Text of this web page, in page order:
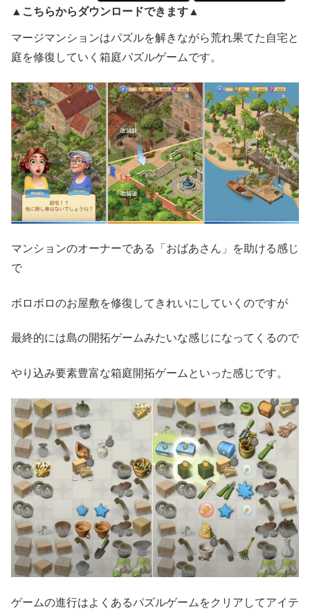
▲こちらからダウンロードできます▲
マージマンションはパズルを解きながら荒れ果てた自宅と
庭を修復していく箱庭パズルゲームです。
マンションのオーナーである「おばあさん」を助ける感じ
で
ボロボロのお屋敷を修復してきれいにしていくのですが
最終的には島の開拓ゲームみたいな感じになってくるので
やり込み要素豊富な箱庭開拓ゲームといった感じです。
ゲームの進行はよくあるパズルゲームをクリアしてアイテ